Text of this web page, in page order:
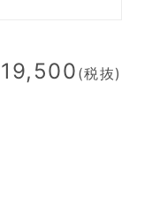
19,500 (税抜)